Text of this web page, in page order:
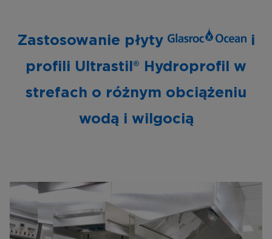
Zastosowanie płyty
i
profili Ultrastil® Hydroprofil w
strefach o różnym obciążeniu
wodą i wilgocią